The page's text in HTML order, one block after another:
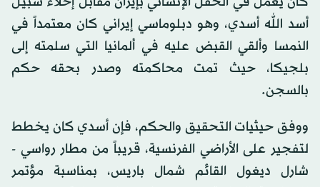
أسد الله أسدي، وهو دبلوماسي إيراني كان معتمداً في
النمسا وألقي القبض عليه في ألمانيا التي سلمته إلى
بلجيكا، حيث تمت محاكمته وصدر بحقه حكم
بالسجن.
ووفق حيثيات التحقيق والحكم، فإن أسدي كان يخطط
لتفجير على الأراضي الفرنسية، قريباً من مطار رواسي -
شارل ديغول القائم شمال باريس، بمناسبة مؤتمر